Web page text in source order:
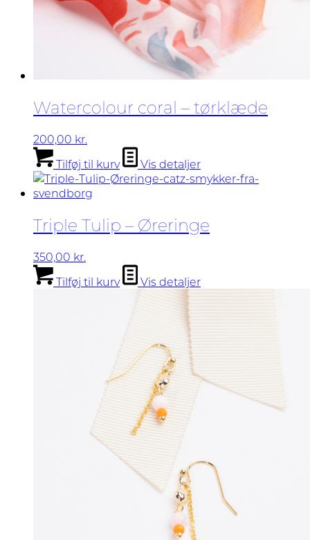
Watercolour coral – tørklæde
200,00 kr.
Tilføj til kurv
Vis detaljer
Triple Tulip – Øreringe
350,00 kr.
Tilføj til kurv
Vis detaljer